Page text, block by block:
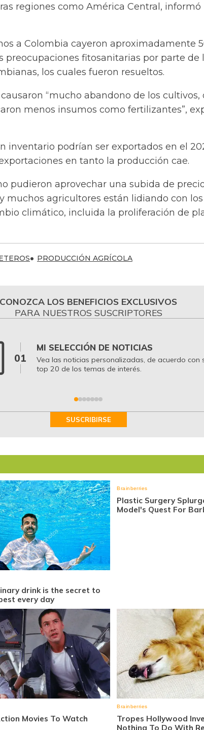
regiones como América Central, informó
a Colombia cayeron aproximadamente
preocupaciones fitosanitarias por parte de
los cuales fueron resueltos.
“mucho abandono de los cultivos,
menos insumos como fertilizantes”,
inventario podrían ser exportados en el
en tanto la producción cae.
pudieron aprovechar una subida de
muchos agricultores están lidiando con
climático, incluida la proliferación de
PRODUCCIÓN AGRÍCOLA
CONOZCA LOS BENEFICIOS EXCLUSIVOS
PARA NUESTROS SUSCRIPTORES
01
MI SELECCIÓN DE NOTICIAS
Vea las noticias personalizadas, de acuerdo con
top 20 de los temas de interés.
SUSCRIBIRSE